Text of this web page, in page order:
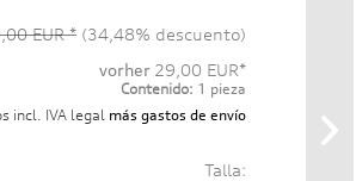
EUR * (34,48% descuento)
vorher 29,00 EUR*
Contenido: 1 pieza
incl. IVA legal más gastos de envío
Talla: